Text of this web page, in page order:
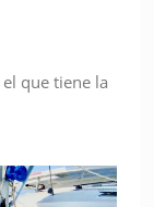
que tiene la